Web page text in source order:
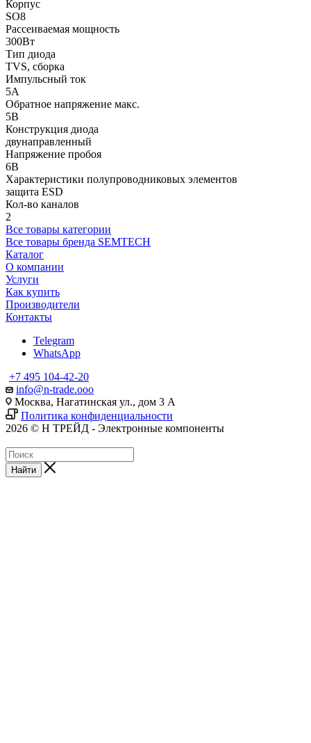
Корпус
SO8
Рассеиваемая мощность
300Вт
Тип диода
TVS, сборка
Импульсный ток
5А
Обратное напряжение макс.
5В
Конструкция диода
двунаправленный
Напряжение пробоя
6В
Характеристики полупроводниковых элементов
защита ESD
Кол-во каналов
2
Все товары категории
Все товары бренда SEMTECH
Каталог
О компании
Услуги
Как купить
Производители
Контакты
Telegram
WhatsApp
+7 495 104-42-20
info@n-trade.ooo
Москва, Нагатинская ул., дом 3 А
Политика конфиденциальности
2026 © Н ТРЕЙД - Электронные компоненты
Найти